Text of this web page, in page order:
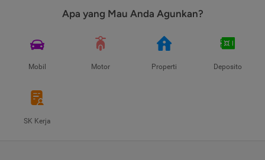
Apa yang Mau Anda Agunkan?
Mobil Motor Properti Deposito
SK Kerja